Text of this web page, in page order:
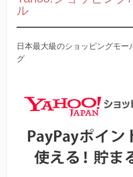
ル
日本最大級のショッピングモー
グ